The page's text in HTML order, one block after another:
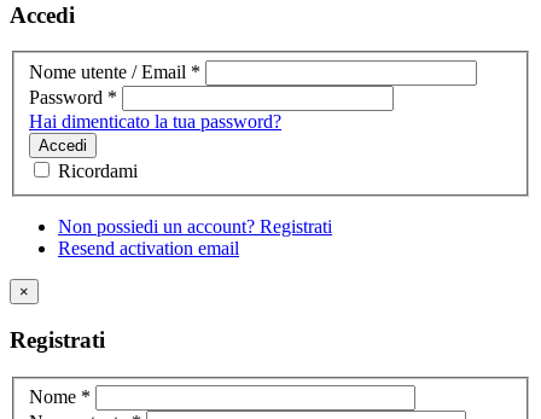
Accedi
Nome utente / Email *
Password *
Hai dimenticato la tua password?
Accedi
Ricordami
Non possiedi un account? Registrati
Resend activation email
×
Registrati
Nome *